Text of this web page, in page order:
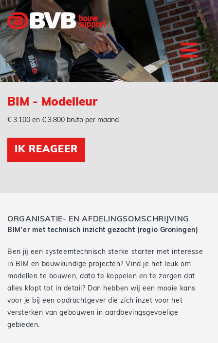
BIM - Modelleur
€ 3.100 en € 3.800 bruto per maand
IK REAGEER
ORGANISATIE- EN AFDELINGSOMSCHRIJVING
BIM’er met technisch inzicht gezocht (regio Groningen)
Ben jij een systeemtechnisch sterke starter met interesse
in BIM en bouwkundige projecten? Vind je het leuk om
modellen te bouwen, data te koppelen en te zorgen dat
alles klopt tot in detail? Dan hebben wij een mooie kans
voor je bij een opdrachtgever die zich inzet voor het
versterken van gebouwen in aardbevingsgevoelige
gebieden.